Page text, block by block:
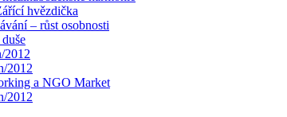
hvězdička
– růst osobnosti
2012
2012
a NGO Market
2012